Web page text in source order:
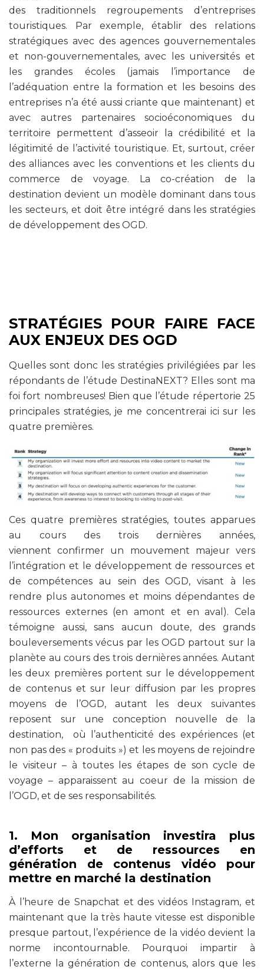
des traditionnels regroupements d’entreprises
touristiques. Par exemple, établir des relations
stratégiques avec des agences gouvernementales
et non-gouvernementales, avec les universités et
les grandes écoles (jamais l’importance de
l’adéquation entre la formation et les besoins des
entreprises n’a été aussi criante que maintenant) et
avec autres partenaires socioéconomiques du
territoire permettent d’asseoir la crédibilité et la
légitimité de l’activité touristique. Et, surtout, créer
des alliances avec les conventions et les clients du
commerce de voyage. La co-création de la
destination devient un modèle dominant dans tous
les secteurs, et doit être intégré dans les stratégies
de développement des OGD.
STRATÉGIES POUR FAIRE FACE
AUX ENJEUX DES OGD
Quelles sont donc les stratégies privilégiées par les
répondants de l’étude DestinaNEXT? Elles sont ma
foi fort nombreuses! Bien que l’étude répertorie 25
principales stratégies, je me concentrerai ici sur les
quatre premières.
Ces quatre premières stratégies, toutes apparues
au cours des trois dernières années,
viennent confirmer un mouvement majeur vers
l’intégration et le développement de ressources et
de compétences au sein des OGD, visant à les
rendre plus autonomes et moins dépendantes de
ressources externes (en amont et en aval). Cela
témoigne aussi, sans aucun doute, des grands
bouleversements vécus par les OGD partout sur la
planète au cours des trois dernières années. Autant
les deux premières portent sur le développement
de contenus et sur leur diffusion par les propres
moyens de l’OGD, autant les deux suivantes
reposent sur une conception nouvelle de la
destination, où l’authenticité des expériences (et
non pas des « produits ») et les moyens de rejoindre
le visiteur – à toutes les étapes de son cycle de
voyage – apparaissent au coeur de la mission de
l’OGD, et de ses responsabilités.
1. Mon organisation investira plus
d’efforts et de ressources en
génération de contenus vidéo pour
mettre en marché la destination
À l’heure de Snapchat et des vidéos Instagram, et
maintenant que la très haute vitesse est disponible
presque partout, l’expérience de la vidéo devient la
norme incontournable. Pourquoi impartir à
l’externe la génération de contenus, alors que les